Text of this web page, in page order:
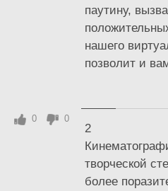
паутину,
нашего
позволит и
2
творческой
более
0 0